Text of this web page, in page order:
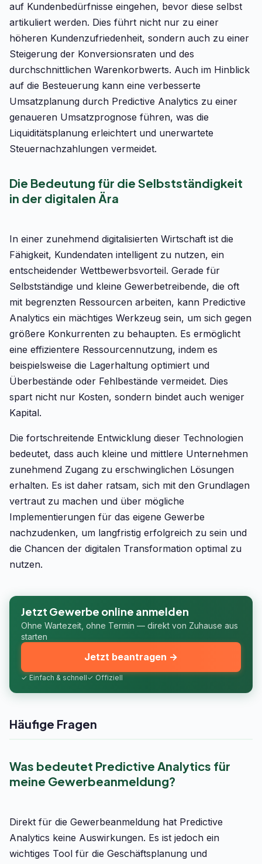
auf Kundenbedürfnisse eingehen, bevor diese selbst
artikuliert werden. Dies führt nicht nur zu einer
höheren Kundenzufriedenheit, sondern auch zu einer
Steigerung der Konversionsraten und des
durchschnittlichen Warenkorbwerts. Auch im Hinblick
auf die Besteuerung kann eine verbesserte
Umsatzplanung durch Predictive Analytics zu einer
genaueren Umsatzprognose führen, was die
Liquiditätsplanung erleichtert und unerwartete
Steuernachzahlungen vermeidet.
Die Bedeutung für die Selbstständigkeit
in der digitalen Ära
In einer zunehmend digitalisierten Wirtschaft ist die
Fähigkeit, Kundendaten intelligent zu nutzen, ein
entscheidender Wettbewerbsvorteil. Gerade für
Selbstständige und kleine Gewerbetreibende, die oft
mit begrenzten Ressourcen arbeiten, kann Predictive
Analytics ein mächtiges Werkzeug sein, um sich gegen
größere Konkurrenten zu behaupten. Es ermöglicht
eine effizientere Ressourcennutzung, indem es
beispielsweise die Lagerhaltung optimiert und
Überbestände oder Fehlbestände vermeidet. Dies
spart nicht nur Kosten, sondern bindet auch weniger
Kapital.
Die fortschreitende Entwicklung dieser Technologien
bedeutet, dass auch kleine und mittlere Unternehmen
zunehmend Zugang zu erschwinglichen Lösungen
erhalten. Es ist daher ratsam, sich mit den Grundlagen
vertraut zu machen und über mögliche
Implementierungen für das eigene Gewerbe
nachzudenken, um langfristig erfolgreich zu sein und
die Chancen der digitalen Transformation optimal zu
nutzen.
Jetzt Gewerbe online anmelden
Ohne Wartezeit, ohne Termin — direkt von Zuhause aus
starten
✓ Einfach & schnell✓ Offiziell
Jetzt beantragen →
Häufige Fragen
Was bedeutet Predictive Analytics für
meine Gewerbeanmeldung?
Direkt für die Gewerbeanmeldung hat Predictive
Analytics keine Auswirkungen. Es ist jedoch ein
wichtiges Tool für die Geschäftsplanung und